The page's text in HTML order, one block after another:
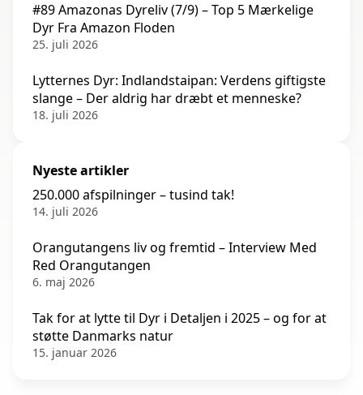
#89 Amazonas Dyreliv (7/9) – Top 5 Mærkelige
Dyr Fra Amazon Floden
25. juli 2026
Lytternes Dyr: Indlandstaipan: Verdens giftigste
slange – Der aldrig har dræbt et menneske?
18. juli 2026
Nyeste artikler
250.000 afspilninger – tusind tak!
14. juli 2026
Orangutangens liv og fremtid – Interview Med
Red Orangutangen
6. maj 2026
Tak for at lytte til Dyr i Detaljen i 2025 – og for at
støtte Danmarks natur
15. januar 2026